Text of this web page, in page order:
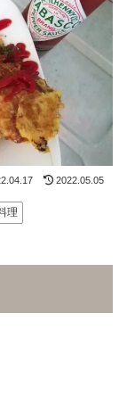
2022.05.05
理